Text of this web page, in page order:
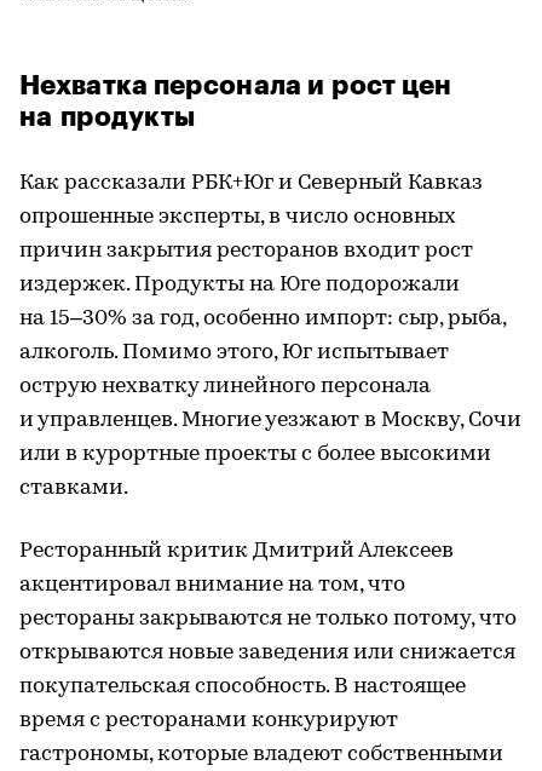
Нехватка персонала и рост цен
на продукты
Как рассказали РБК+Юг и Северный Кавказ
опрошенные эксперты, в число основных
причин закрытия ресторанов входит рост
издержек. Продукты на Юге подорожали
на 15–30% за год, особенно импорт: сыр, рыба,
алкоголь. Помимо этого, Юг испытывает
острую нехватку линейного персонала
и управленцев. Многие уезжают в Москву, Сочи
или в курортные проекты с более высокими
ставками.
Ресторанный критик Дмитрий Алексеев
акцентировал внимание на том, что
рестораны закрываются не только потому, что
открываются новые заведения или снижается
покупательская способность. В настоящее
время с ресторанами конкурируют
гастрономы, которые владеют собственными